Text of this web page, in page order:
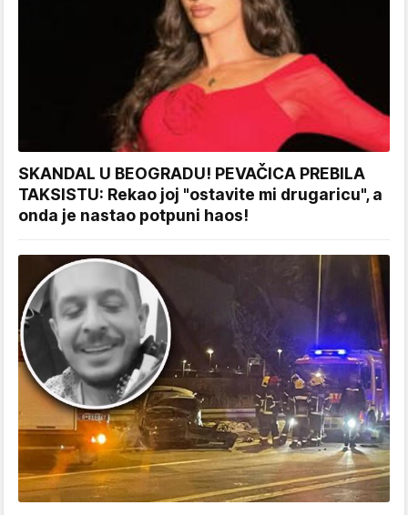
SKANDAL U BEOGRADU! PEVAČICA PREBILA
TAKSISTU: Rekao joj "ostavite mi drugaricu", a
onda je nastao potpuni haos!